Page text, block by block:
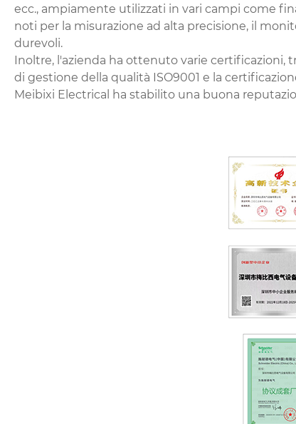
ecc., ampiamente utilizzati in vari campi come
noti per la misurazione ad alta precisione, il
durevoli.
Inoltre, l'azienda ha ottenuto varie certificazioni,
di gestione della qualità ISO9001 e la
Meibixi Electrical ha stabilito una buona